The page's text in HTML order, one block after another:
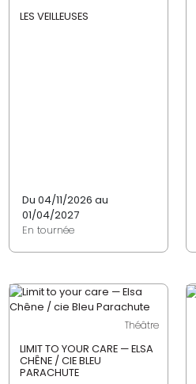
LES VEILLEUSES
Du 04/11/2026 au
01/04/2027
En tournée
Théâtre
LIMIT TO YOUR CARE — ELSA
CHÊNE / CIE BLEU
PARACHUTE